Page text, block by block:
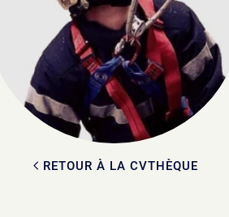
RETOUR À LA CVTHÈQUE